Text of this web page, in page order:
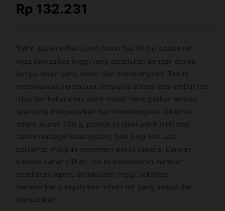
Rp 132.231
Toffin Jasmine Flavoured Green Tea 450 g adalah teh
hijau berkualitas tinggi yang dipadukan dengan aroma
bunga melati yang harum dan menenangkan. Teh ini
menawarkan perpaduan sempurna antara rasa lembut teh
hijau dan keharuman alami melati, menciptakan sensasi
rasa yang menyegarkan dan menenangkan. Dikemas
dalam ukuran 450 g, produk ini ideal untuk dinikmati
dalam berbagai kesempatan, baik pagi hari, saat
bersantai, maupun menemani waktu bekerja. Dengan
kualitas bahan pilihan, teh ini memberikan manfaat
kesehatan seperti antioksidan tinggi, sekaligus
memberikan pengalaman minum teh yang elegan dan
memuaskan.